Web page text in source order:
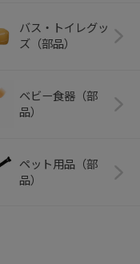
バス・トイレグッ
ズ（部品）
ベビー食器（部
品）
ペット用品（部
品）